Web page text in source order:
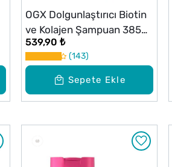
Sepete Ekle
OGX Dolgunlaştırıcı Biotin
ve Kolajen Şampuan 385
ml
539,90 ₺
143